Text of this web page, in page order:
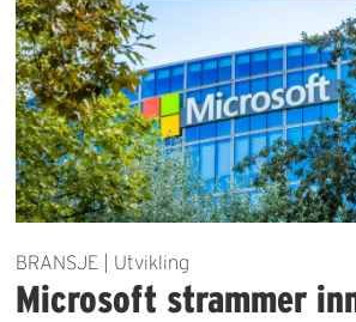
BRANSJE | Utvikling
Microsoft strammer